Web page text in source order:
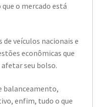
o mercado está
veículos nacionais e
econômicas que
seu bolso.
balanceamento,
enfim, tudo o que